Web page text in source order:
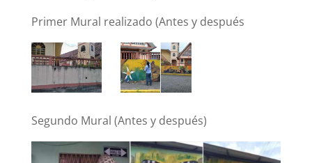
Primer Mural realizado (Antes y después
Segundo Mural (Antes y después)